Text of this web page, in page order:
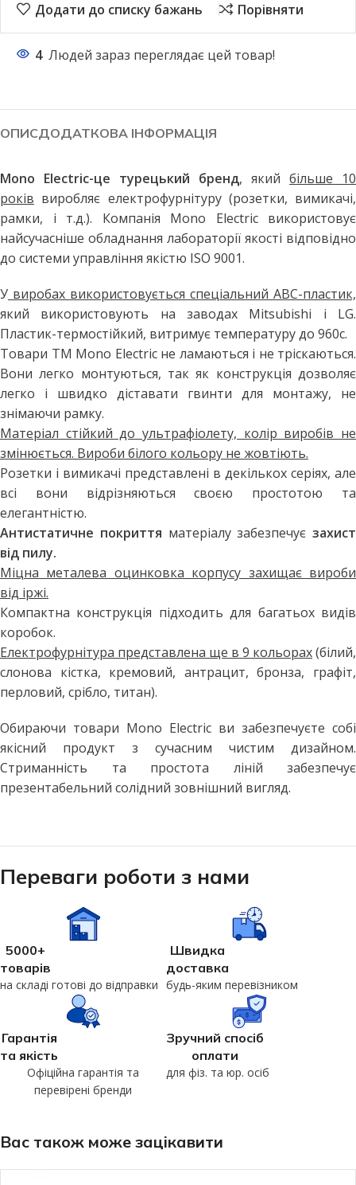
Додати до списку бажань Порівняти
4 Людей зараз переглядає цей товар!
ОПИСДОДАТКОВА ІНФОРМАЦІЯ
Mono Electric-це турецький бренд, який більше 10
років виробляє електрофурнітуру (розетки, вимикачі,
рамки, і т.д.). Компанія Mono Electric використовує
найсучасніше обладнання лабораторії якості відповідно
до системи управління якістю ISO 9001.
У виробах використовується спеціальний АВС-пластик,
який використовують на заводах Mitsubishi і LG.
Пластик-термостійкий, витримує температуру до 960с.
Товари ТМ Mono Electric не ламаються і не тріскаються.
Вони легко монтуються, так як конструкція дозволяє
легко і швидко діставати гвинти для монтажу, не
знімаючи рамку.
Матеріал стійкий до ультрафіолету, колір виробів не
змінюється. Вироби білого кольору не жовтіють.
Розетки і вимикачі представлені в декількох серіях, але
всі вони відрізняються своєю простотою та
елегантністю.
Антистатичне покриття матеріалу забезпечує захист
від пилу.
Міцна металева оцинковка корпусу захищає вироби
від іржі.
Компактна конструкція підходить для багатьох видів
коробок.
Електрофурнітура представлена ще в 9 кольорах(білий,
слонова кістка, кремовий, антрацит, бронза, графіт,
перловий, срібло, титан).
Обираючи товари Mono Electric ви забезпечуєте собі
якісний продукт з сучасним чистим дизайном.
Стриманність та простота ліній забезпечує
презентабельний солідний зовнішний вигляд.
Переваги роботи з нами
5000+
товарів
на складі готові до відправки
Швидка
доставка
будь-яким перевізником
Гарантія
та якість
Офіційна гарантія та
перевірені бренди
Зручний спосіб
оплати
для фіз. та юр. осіб
Вас також може зацікавити